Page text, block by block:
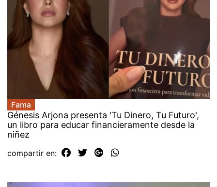
Fama
Génesis Arjona presenta 'Tu Dinero, Tu Futuro',
un libro para educar financieramente desde la
niñez
compartir en: